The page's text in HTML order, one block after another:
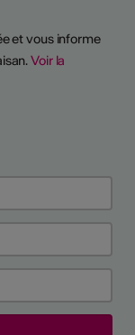
et vous informe
Voir la